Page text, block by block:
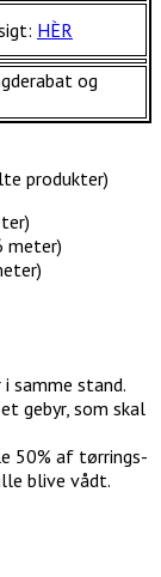
HÈR
og
produkter)
meter)
samme stand.
gebyr, som skal
50% af tørrings-
blive vådt.